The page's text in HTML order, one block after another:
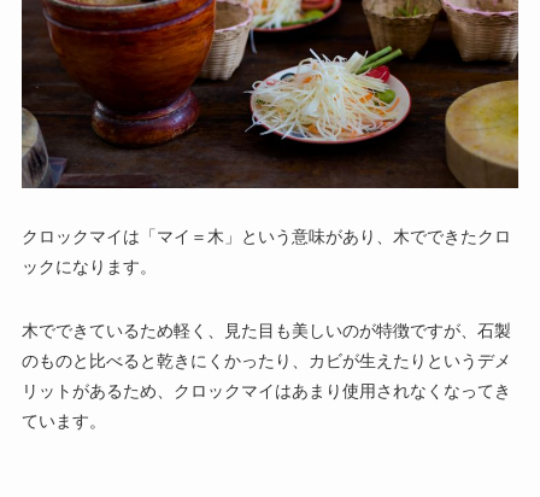
クロックマイは「マイ＝木」という意味があり、木でできたクロ
ックになります。
木でできているため軽く、見た目も美しいのが特徴ですが、石製
のものと比べると乾きにくかったり、カビが生えたりというデメ
リットがあるため、クロックマイはあまり使用されなくなってき
ています。